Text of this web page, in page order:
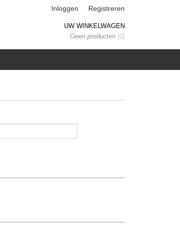
Inloggen Registreren
UW WINKELWAGEN
Geen producten (0)